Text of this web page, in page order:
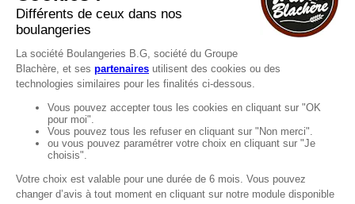
FAQ
Recrutement
MENTIONS
Mentions légales
Protection des données